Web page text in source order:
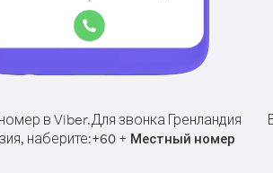
в Viber.Для звонка Гренландия
наберите:+60+ Местный номер